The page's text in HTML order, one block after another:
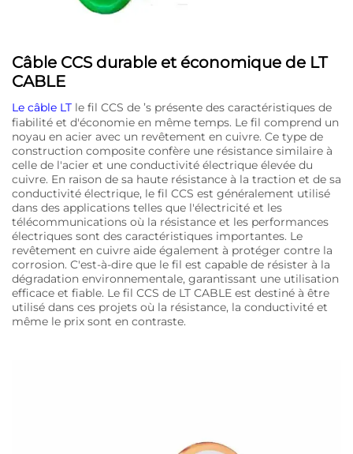
Câble CCS durable et économique de LT
CABLE
Le câble LT le fil CCS de ’s présente des caractéristiques de
fiabilité et d'économie en même temps. Le fil comprend un
noyau en acier avec un revêtement en cuivre. Ce type de
construction composite confère une résistance similaire à
celle de l'acier et une conductivité électrique élevée du
cuivre. En raison de sa haute résistance à la traction et de sa
conductivité électrique, le fil CCS est généralement utilisé
dans des applications telles que l'électricité et les
télécommunications où la résistance et les performances
électriques sont des caractéristiques importantes. Le
revêtement en cuivre aide également à protéger contre la
corrosion. C'est-à-dire que le fil est capable de résister à la
dégradation environnementale, garantissant une utilisation
efficace et fiable. Le fil CCS de LT CABLE est destiné à être
utilisé dans ces projets où la résistance, la conductivité et
même le prix sont en contraste.